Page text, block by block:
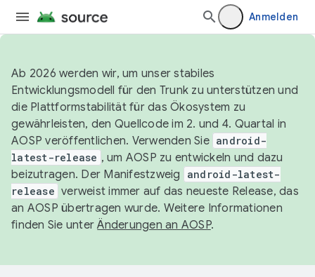
Anmelden
Ab 2026 werden wir, um unser stabiles
Entwicklungsmodell für den Trunk zu unterstützen und
die Plattformstabilität für das Ökosystem zu
gewährleisten, den Quellcode im 2. und 4. Quartal in
AOSP veröffentlichen. Verwenden Sie android-
latest-release , um AOSP zu entwickeln und dazu
beizutragen. Der Manifestzweig
android-latest-
release verweist immer auf das neueste Release, das
an AOSP übertragen wurde. Weitere Informationen
finden Sie unterÄnderungen an AOSP.